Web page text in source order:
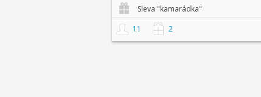
Sleva "kamarádka"
11
2